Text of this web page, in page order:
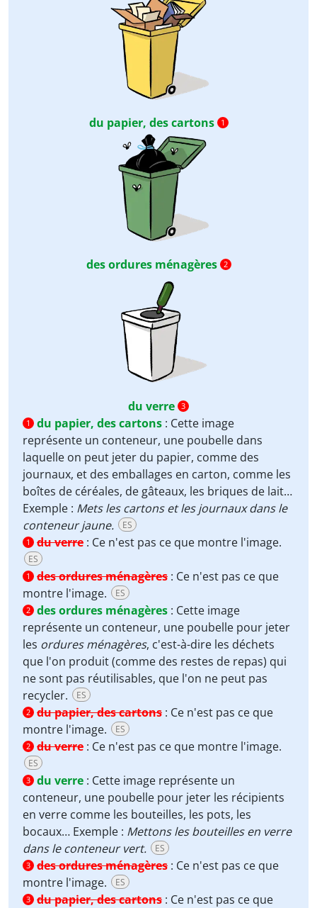
du papier, des cartons 1
des ordures ménagères 2
du verre 3
1
du papier, des cartons : Cette image
représente un conteneur, une poubelle dans
laquelle on peut jeter du papier, comme des
journaux, et des emballages en carton, comme les
boîtes de céréales, de gâteaux, les briques de lait…
Exemple : Mets les cartons et les journaux dans le
conteneur jaune.
ES
1 du verre : Ce n'est pas ce que montre l'image.
ES
1 des ordures ménagères : Ce n'est pas ce que
montre l'image.
ES
2 des ordures ménagères : Cette image
représente un conteneur, une poubelle pour jeter
les ordures ménagères, c'est-à-dire les déchets
que l'on produit (comme des restes de repas) qui
ne sont pas réutilisables, que l'on ne peut pas
recycler.
ES
2 du papier, des cartons : Ce n'est pas ce que
montre l'image.
ES
2 du verre : Ce n'est pas ce que montre l'image.
ES
3 du verre : Cette image représente un
conteneur, une poubelle pour jeter les récipients
en verre comme les bouteilles, les pots, les
bocaux… Exemple : Mettons les bouteilles en verre
dans le conteneur vert.
ES
3 des ordures ménagères : Ce n'est pas ce que
montre l'image.
ES
3 du papier, des cartons : Ce n'est pas ce que